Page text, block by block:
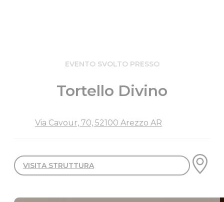
EVENTO SVOLTO PRESSO
Tortello Divino
Via Cavour, 70, 52100 Arezzo AR
VISITA STRUTTURA